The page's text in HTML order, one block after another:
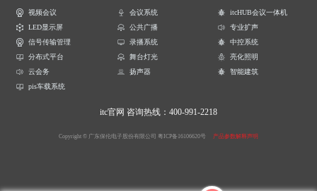
视频会议 会议系统
itcHUB会议一体机
LED显示屏
公共广播
专业扩声
信号传输管理
录播系统
中控系统
分布式平台
舞台灯光
亮化照明
云会务
扬声器
智能建筑
pis车载系统
itc官网 咨询热线：400-991-2218
Copyright © 广东保伦电子股份有限公司 粤ICP备16106620号 产品参数解释声明